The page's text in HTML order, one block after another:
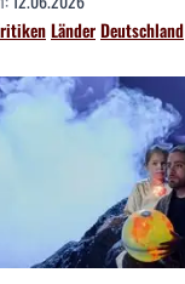
LänderDeutschland